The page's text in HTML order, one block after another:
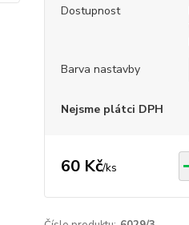
Dostupnost
Barva nastavby
Nejsme plátci DPH
60 Kč/ks